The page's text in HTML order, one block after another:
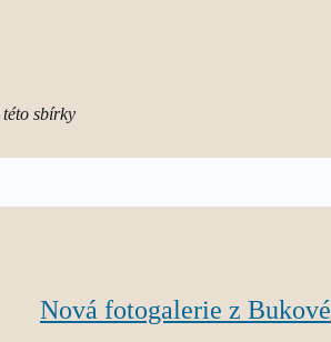
této sbírky
Nová fotogalerie z Bukové